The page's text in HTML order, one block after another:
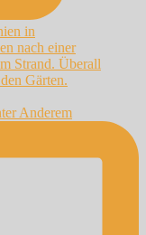
Anderem